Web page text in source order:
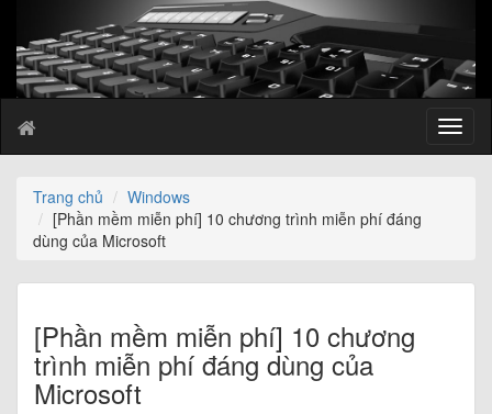
T
o
a
Trang chủ
Windows
[Phần mềm miễn phí] 10 chương trình miễn phí đáng
dùng của Microsoft
[Phần mềm miễn phí] 10 chương
trình miễn phí đáng dùng của
Microsoft